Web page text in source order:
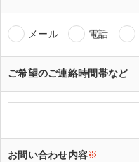
メール 電話
ご希望のご連絡時間帯など
お問い合わせ内容※